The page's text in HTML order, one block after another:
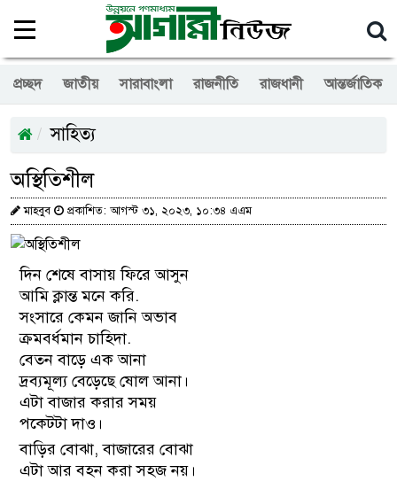
প্রচ্ছদ জাতীয় সারাবাংলা রাজনীতি রাজধানী আন্তর্জাতিক
সাহিত্য
অস্থিতিশীল
মাহবুব প্রকাশিত: আগস্ট ৩১, ২০২৩, ১০:৩৪ এএম
দিন শেষে বাসায় ফিরে আসুন
আমি ক্লান্ত মনে করি.
সংসারে কেমন জানি অভাব
ক্রমবর্ধমান চাহিদা.
বেতন বাড়ে এক আনা
দ্রব্যমূল্য বেড়েছে ষোল আনা।
এটা বাজার করার সময়
পকেটটা দাও।
বাড়ির বোঝা, বাজারের বোঝা
এটা আর বহন করা সহজ নয়।